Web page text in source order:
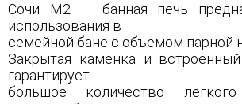
Сочи М2 — банная печь
использования в
семейной бане с объемом парной
Закрытая каменка и встроенный
гарантирует
большое количество